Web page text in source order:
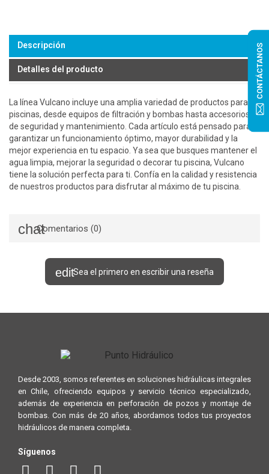
Descripción
Detalles del producto
La línea Vulcano incluye una amplia variedad de productos para
piscinas, desde equipos de filtración y bombas hasta accesorios
de seguridad y mantenimiento. Cada artículo está pensado para
garantizar un funcionamiento óptimo, mayor durabilidad y la
mejor experiencia en tu espacio. Ya sea que busques mantener el
agua limpia, mejorar la seguridad o decorar tu piscina, Vulcano
tiene la solución perfecta para ti. Confía en la calidad y resistencia
de nuestros productos para disfrutar al máximo de tu piscina.
Comentarios (0)
Sea el primero en escribir una reseña
Desde 2003, somos referentes en soluciones hidráulicas integrales
en Chile, ofreciendo equipos y servicio técnico especializado,
además de experiencia en perforación de pozos y montaje de
bombas. Con más de 20 años, abordamos todos tus proyectos
hidráulicos de manera completa.
Síguenos
CONTÁCTANOS